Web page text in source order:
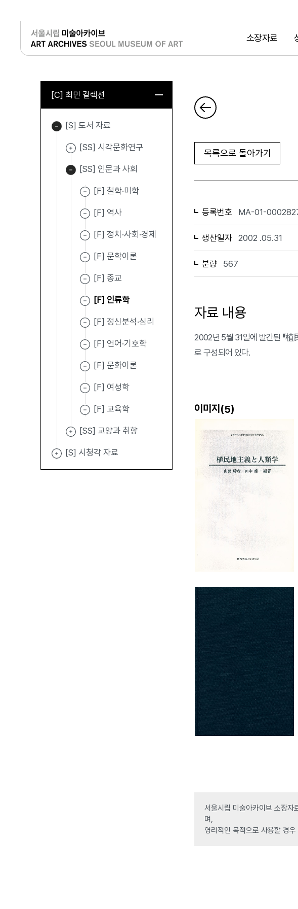
소장자료
로그인
[C] 최민 컬렉션
[S] 도서 자료
[SS] 시각문화연구
[SS] 인문과 사회
[F] 철학·미학
[F] 역사
[F] 정치·사회·경제
[F] 문학이론
[F] 종교
[F] 인류학
[F] 정신분석·심리
[F] 언어·기호학
[F] 문화이론
[F] 여성학
[F] 교육학
[SS] 교양과 취향
[S] 시청각 자료
목록으로 돌아가기
등록번호 MA-01-
생산일자 2002 .05.31
분량 567
자료 내용
2002년 5월 31일에 발간된 『
로 구성되어 있다.
이미지(5)
서울시립 미술아카이브 소장자
며,
영리적인 목적으로 사용할 경